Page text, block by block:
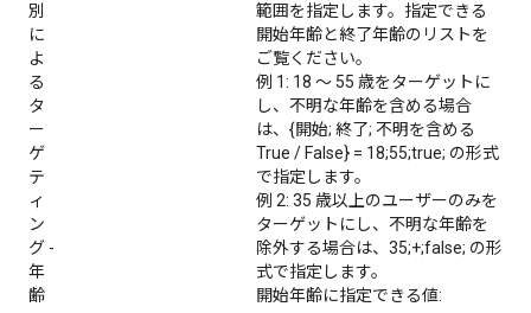
別
に
よ
る
タ
ー
ゲ
テ
ィ
ン
グ -
年
齢
範囲を指定します。指定できる
開始年齢と終了年齢のリストを
ご覧ください。
例 1: 18 ～ 55 歳をターゲットに
し、不明な年齢を含める場合
は、{開始; 終了; 不明を含める
True / False} = 18;55;true; の形式
で指定します。
例 2: 35 歳以上のユーザーのみを
ターゲットにし、不明な年齢を
除外する場合は、35;+;false; の形
式で指定します。
開始年齢に指定できる値: